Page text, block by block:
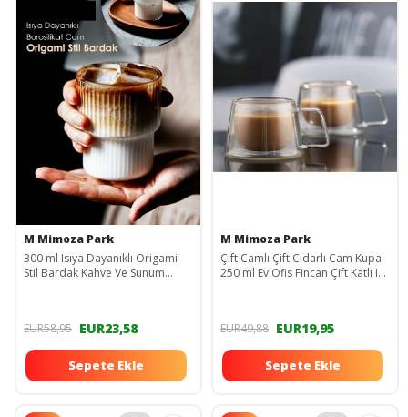
M Mimoza Park
300 ml Isıya Dayanıklı Origami
Stil Bardak Kahve Ve Sunum
EUR58,95 EUR23,58
Sepete Ekle
M Mimoza Park
Çift Camlı Çift Cidarlı Cam Kupa
250 ml Ev Ofis Fincan Çift Katlı Isı
EUR49,88 EUR19,95
Sepete Ekle